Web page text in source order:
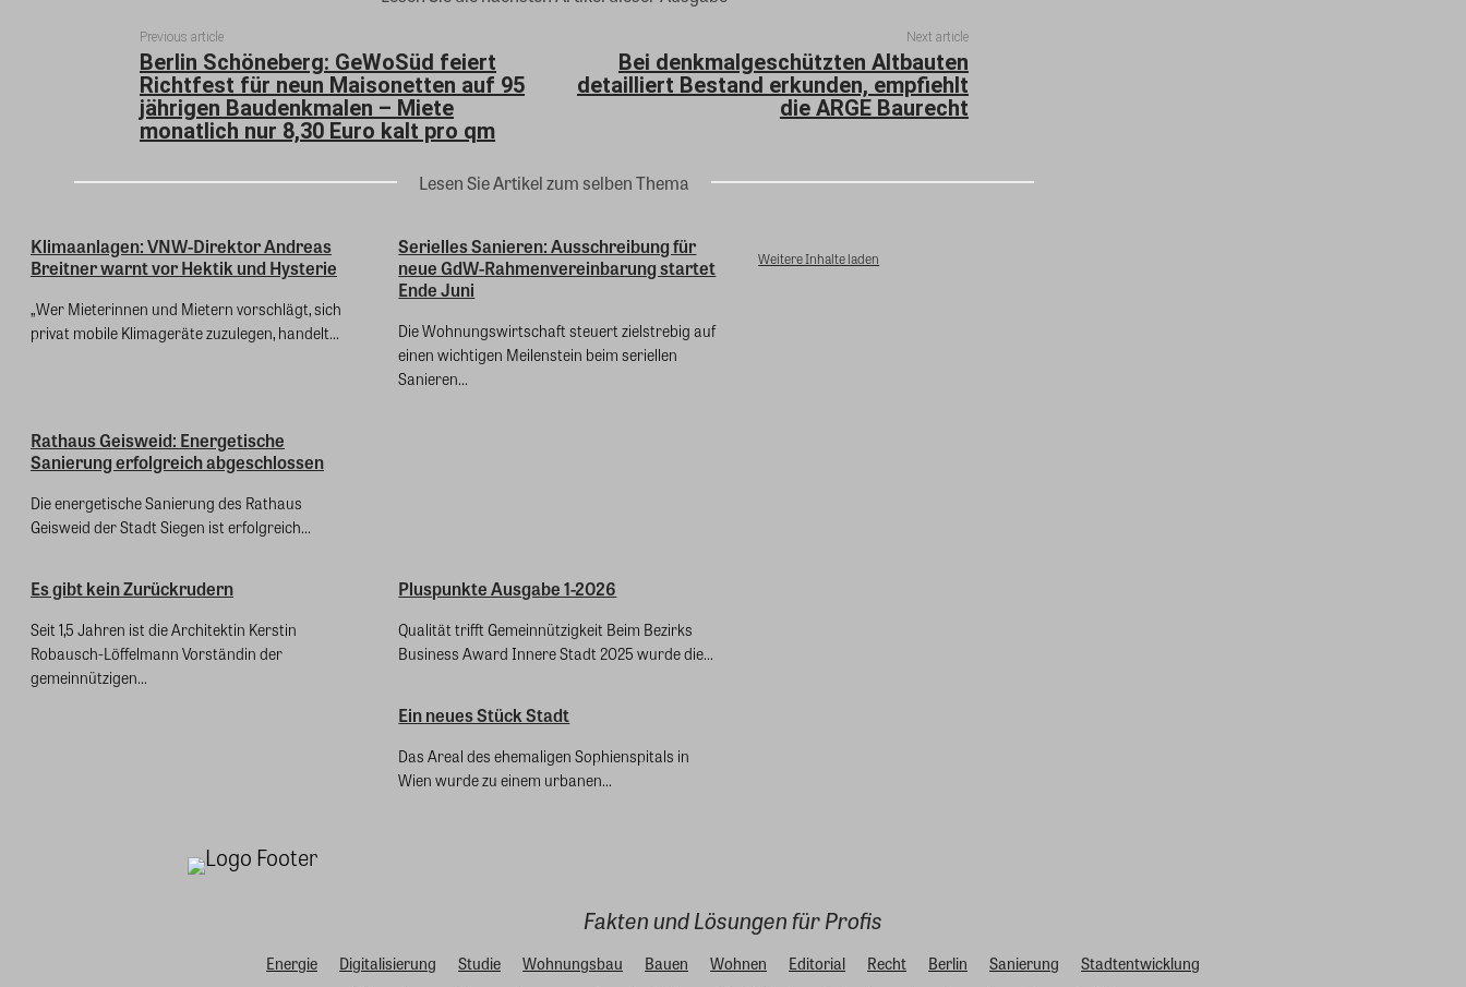
Previous article
Berlin Schöneberg: GeWoSüd feiert
Richtfest für neun Maisonetten auf 95
jährigen Baudenkmalen – Miete
monatlich nur 8,30 Euro kalt pro qm
Next article
Bei denkmalgeschützten Altbauten
detailliert Bestand erkunden, empfiehlt
die ARGE Baurecht
Lesen Sie Artikel zum selben Thema
Klimaanlagen: VNW-Direktor Andreas
Breitner warnt vor Hektik und Hysterie
„Wer Mieterinnen und Mietern vorschlägt, sich
privat mobile Klimageräte zuzulegen, handelt...
Serielles Sanieren: Ausschreibung für
neue GdW-Rahmenvereinbarung startet
Ende Juni
Die Wohnungswirtschaft steuert zielstrebig auf
einen wichtigen Meilenstein beim seriellen
Sanieren...
Rathaus Geisweid: Energetische
Sanierung erfolgreich abgeschlossen
Die energetische Sanierung des Rathaus
Geisweid der Stadt Siegen ist erfolgreich...
Es gibt kein Zurückrudern
Seit 1,5 Jahren ist die Architektin Kerstin
Robausch-Löffelmann Vorständin der
gemeinnützigen...
Pluspunkte Ausgabe 1-2026
Qualität trifft Gemeinnützigkeit Beim Bezirks
Business Award Innere Stadt 2025 wurde die...
Ein neues Stück Stadt
Das Areal des ehemaligen Sophienspitals in
Wien wurde zu einem urbanen...
Weitere Inhalte laden
Fakten und Lösungen für Profis
Energie Digitalisierung Studie Wohnungsbau Bauen Wohnen Editorial Recht Berlin Sanierung
Stadtentwicklung